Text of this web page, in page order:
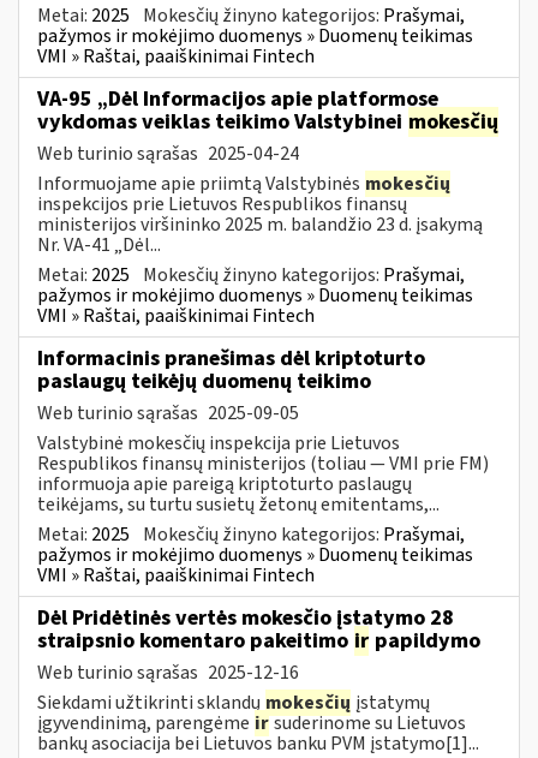
Metai: 2025 Mokesčių žinyno kategorijos: Prašymai,
pažymos ir mokėjimo duomenys » Duomenų teikimas
VMI » Raštai, paaiškinimai Fintech
VA-95 „Dėl Informacijos apie platformose
vykdomas veiklas teikimo Valstybinei mokesčių
Web turinio sąrašas 2025-04-24
Informuojame apie priimtą Valstybinės mokesčių
inspekcijos prie Lietuvos Respublikos finansų
ministerijos viršininko 2025 m. balandžio 23 d. įsakymą
Nr. VA-41 „Dėl...
Metai: 2025 Mokesčių žinyno kategorijos: Prašymai,
pažymos ir mokėjimo duomenys » Duomenų teikimas
VMI » Raštai, paaiškinimai Fintech
Informacinis pranešimas dėl kriptoturto
paslaugų teikėjų duomenų teikimo
Web turinio sąrašas 2025-09-05
Valstybinė mokesčių inspekcija prie Lietuvos
Respublikos finansų ministerijos (toliau — VMI prie FM)
informuoja apie pareigą kriptoturto paslaugų
teikėjams, su turtu susietų žetonų emitentams,...
Metai: 2025 Mokesčių žinyno kategorijos: Prašymai,
pažymos ir mokėjimo duomenys » Duomenų teikimas
VMI » Raštai, paaiškinimai Fintech
Dėl Pridėtinės vertės mokesčio įstatymo 28
straipsnio komentaro pakeitimo ir papildymo
Web turinio sąrašas 2025-12-16
Siekdami užtikrinti sklandų mokesčių įstatymų
įgyvendinimą, parengėme irsuderinome su Lietuvos
bankų asociacija bei Lietuvos banku PVM įstatymo[1]...